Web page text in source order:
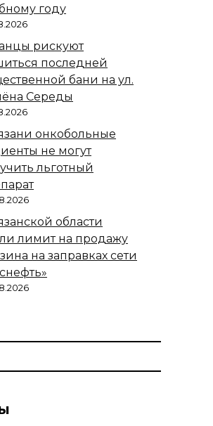
году
рискуют
последней
бани на ул.
Середы
онкобольные
не могут
льготный
области
лимит на продажу
на заправках сети